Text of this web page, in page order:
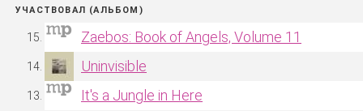
УЧАСТВОВАЛ (АЛЬБОМ)
Zaebos: Book of Angels, Volume 11
Uninvisible
It's a Jungle in Here